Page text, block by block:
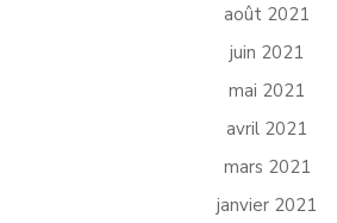
août 2021
juin 2021
mai 2021
avril 2021
mars 2021
janvier 2021